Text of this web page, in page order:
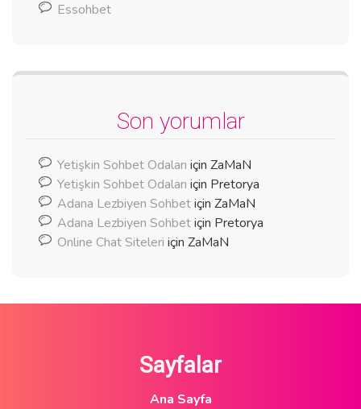
Essohbet
Son yorumlar
Yetişkin Sohbet Odaları için ZaMaN
Yetişkin Sohbet Odaları için Pretorya
Adana Lezbiyen Sohbetiçin ZaMaN
Adana Lezbiyen Sohbetiçin Pretorya
Online Chat Siteleri için ZaMaN
Sayfalar
Ana Sayfa